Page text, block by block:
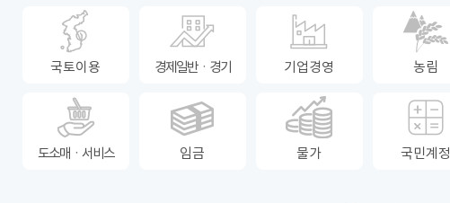
국토이용 경제일반ㆍ경기 기업경영 농림
도소매ㆍ서비스 임금 물가 국민계정